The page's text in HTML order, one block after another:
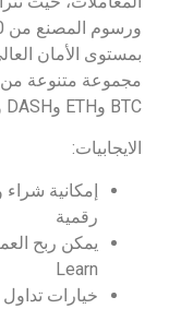
BTC وETH وDASH وEOS وLINK وXRP وغيرها.
الايجابيات:
رقمية
Learn
خيارات